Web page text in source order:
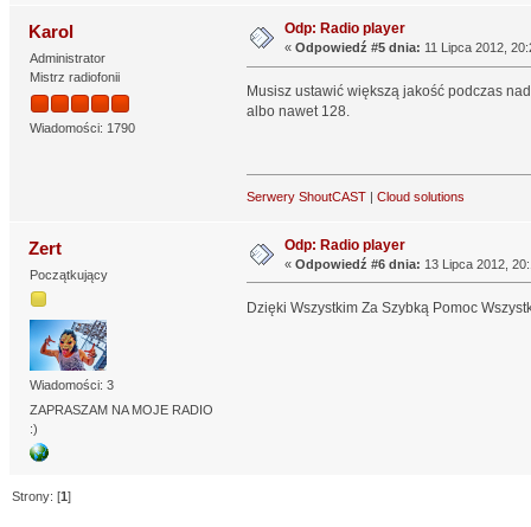
Karol
Administrator
Mistrz radiofonii
Wiadomości: 1790
Odp: Radio player
« Odpowiedź #5 dnia: 11 Lipca 2012,
Musisz ustawić większą jakość podczas
albo nawet 128.
Serwery ShoutCAST| Cloud solutions
Zert
Początkujący
Wiadomości: 3
ZAPRASZAM NA MOJE RADIO
:)
Odp: Radio player
« Odpowiedź #6 dnia: 13 Lipca 2012,
Dzięki Wszystkim Za Szybką Pomoc
Strony: [1]